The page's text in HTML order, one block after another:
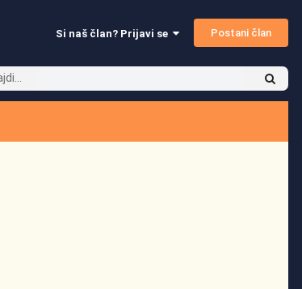
Si naš član? Prijavi se Postani član